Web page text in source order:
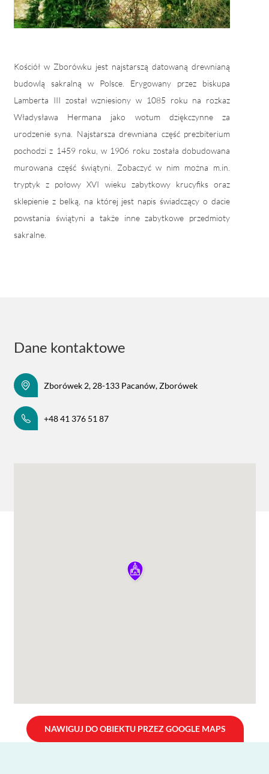
Kościół w Zborówku jest najstarszą datowaną drewnianą
budowlą sakralną w Polsce. Erygowany przez biskupa
Lamberta III został wzniesiony w 1085 roku na rozkaz
Władysława Hermana jako wotum dziękczynne za
urodzenie syna. Najstarsza drewniana część prezbiterium
pochodzi z 1459 roku, w 1906 roku została dobudowana
murowana część świątyni. Zobaczyć w nim można m.in.
tryptyk z połowy XVI wieku zabytkowy krucyfiks oraz
sklepienie z belką, na której jest napis świadczący o dacie
powstania świątyni a także inne zabytkowe przedmioty
sakralne.
Dane kontaktowe
Zborówek 2, 28-133 Pacanów, Zborówek
+48 41 376 51 87
NAWIGUJ DO OBIEKTU PRZEZ GOOGLE MAPS